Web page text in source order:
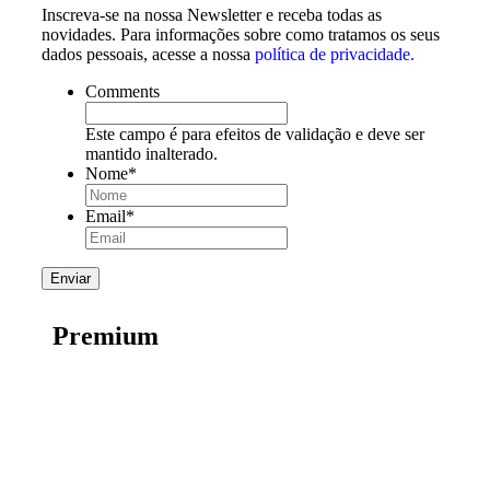
Inscreva-se na nossa Newsletter e receba todas as
novidades. Para informações sobre como tratamos os seus
dados pessoais, acesse a nossa política de privacidade.
Comments
Este campo é para efeitos de validação e deve ser
mantido inalterado.
Nome*
Email*
Premium